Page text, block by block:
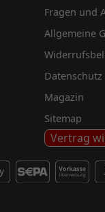
Fragen und
Allgemeine
Datenschutz
Magazin
Sitemap
Vertrag